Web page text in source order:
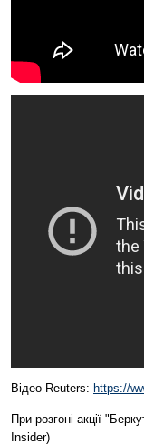
Відео Reuters: https://
При розгоні акції
Insider)